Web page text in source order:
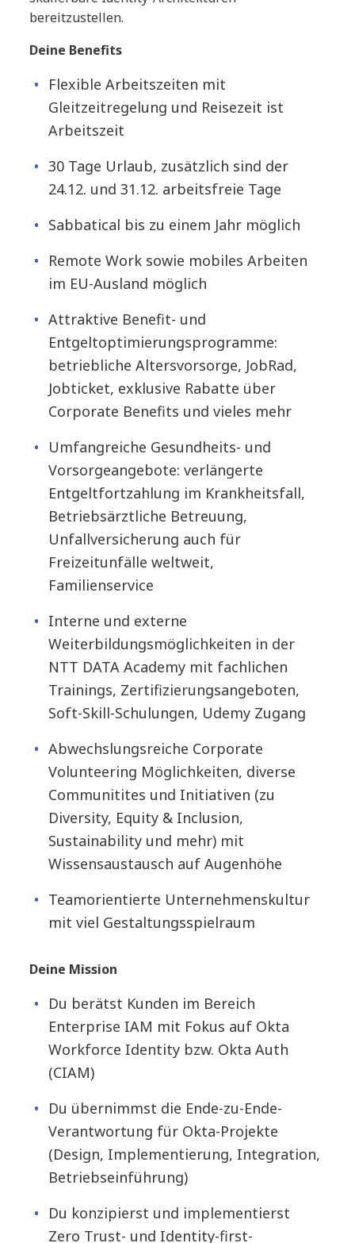
bereitzustellen.
Deine Benefits
Flexible Arbeitszeiten mit
Gleitzeitregelung und Reisezeit ist
Arbeitszeit
30 Tage Urlaub, zusätzlich sind der
24.12. und 31.12. arbeitsfreie Tage
Sabbatical bis zu einem Jahr möglich
Remote Work sowie mobiles Arbeiten
im EU-Ausland möglich
Attraktive Benefit- und
Entgeltoptimierungsprogramme:
betriebliche Altersvorsorge, JobRad,
Jobticket, exklusive Rabatte über
Corporate Benefits und vieles mehr
Umfangreiche Gesundheits- und
Vorsorgeangebote: verlängerte
Entgeltfortzahlung im Krankheitsfall,
Betriebsärztliche Betreuung,
Unfallversicherung auch für
Freizeitunfälle weltweit,
Familienservice
Interne und externe
Weiterbildungsmöglichkeiten in der
NTT DATA Academy mit fachlichen
Trainings, Zertifizierungsangeboten,
Soft-Skill-Schulungen, Udemy Zugang
Abwechslungsreiche Corporate
Volunteering Möglichkeiten, diverse
Communitites und Initiativen (zu
Diversity, Equity & Inclusion,
Sustainability und mehr) mit
Wissensaustausch auf Augenhöhe
Teamorientierte Unternehmenskultur
mit viel Gestaltungsspielraum
Deine Mission
Du berätst Kunden im Bereich
Enterprise IAM mit Fokus auf Okta
Workforce Identity bzw. Okta Auth
(CIAM)
Du übernimmst die Ende-zu-Ende-
Verantwortung für Okta-Projekte
(Design, Implementierung, Integration,
Betriebseinführung)
Du konzipierst und implementierst
Zero Trust- und Identity-first-